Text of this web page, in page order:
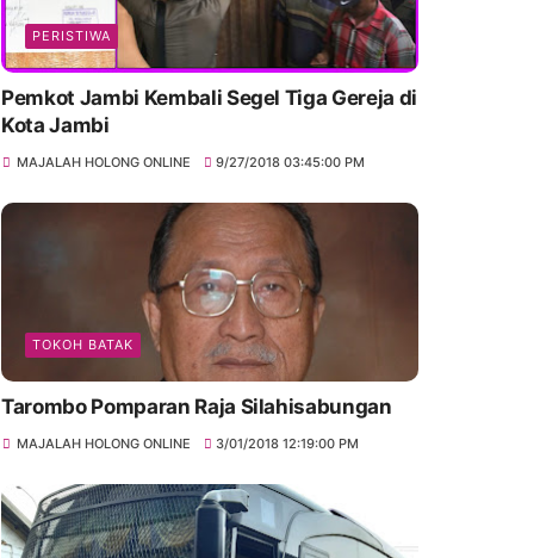
PERISTIWA
Pemkot Jambi Kembali Segel Tiga Gereja di
Kota Jambi
MAJALAH HOLONG ONLINE 9/27/2018 03:45:00 PM
TOKOH BATAK
Tarombo Pomparan Raja Silahisabungan
MAJALAH HOLONG ONLINE 3/01/2018 12:19:00 PM